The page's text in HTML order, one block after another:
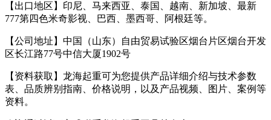
【出口地区】印尼、马来西亚、泰国、越南、新加坡、最新
777第四色米奇影视、巴西、墨西哥、阿根廷等。
【公司地址】中国（山东）自由贸易试验区烟台片区烟台开发
区长江路77号中信大厦1902号
【资料获取】龙海起重可为您提供产品详细介绍与技术参数
表、品质辨别指南、价格说明，以及产品视频、图片、案例等
资料。